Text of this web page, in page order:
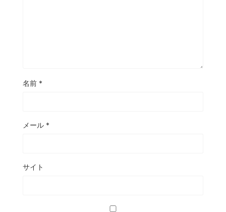
名前 *
メール *
サイト